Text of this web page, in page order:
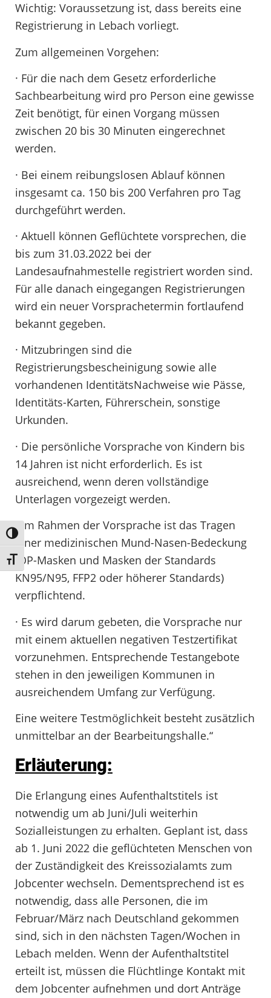
Umschalten auf hohe Kontraste
Schrift vergrößern
Wichtig: Voraussetzung ist, dass bereits eine
Registrierung in Lebach vorliegt.
Zum allgemeinen Vorgehen:
· Für die nach dem Gesetz erforderliche
Sachbearbeitung wird pro Person eine gewisse
Zeit benötigt, für einen Vorgang müssen
zwischen 20 bis 30 Minuten eingerechnet
werden.
· Bei einem reibungslosen Ablauf können
insgesamt ca. 150 bis 200 Verfahren pro Tag
durchgeführt werden.
· Aktuell können Geflüchtete vorsprechen, die
bis zum 31.03.2022 bei der
Landesaufnahmestelle registriert worden sind.
Für alle danach eingegangen Registrierungen
wird ein neuer Vorsprachetermin fortlaufend
bekannt gegeben.
· Mitzubringen sind die
Registrierungsbescheinigung sowie alle
vorhandenen IdentitätsNachweise wie Pässe,
Identitäts-Karten, Führerschein, sonstige
Urkunden.
· Die persönliche Vorsprache von Kindern bis
14 Jahren ist nicht erforderlich. Es ist
ausreichend, wenn deren vollständige
Unterlagen vorgezeigt werden.
· Im Rahmen der Vorsprache ist das Tragen
einer medizinischen Mund-Nasen-Bedeckung
(OP-Masken und Masken der Standards
KN95/N95, FFP2 oder höherer Standards)
verpflichtend.
· Es wird darum gebeten, die Vorsprache nur
mit einem aktuellen negativen Testzertifikat
vorzunehmen. Entsprechende Testangebote
stehen in den jeweiligen Kommunen in
ausreichendem Umfang zur Verfügung.
Eine weitere Testmöglichkeit besteht zusätzlich
unmittelbar an der Bearbeitungshalle.“
Erläuterung:
Die Erlangung eines Aufenthaltstitels ist
notwendig um ab Juni/Juli weiterhin
Sozialleistungen zu erhalten. Geplant ist, dass
ab 1. Juni 2022 die geflüchteten Menschen von
der Zuständigkeit des Kreissozialamts zum
Jobcenter wechseln. Dementsprechend ist es
notwendig, dass alle Personen, die im
Februar/März nach Deutschland gekommen
sind, sich in den nächsten Tagen/Wochen in
Lebach melden. Wenn der Aufenthaltstitel
erteilt ist, müssen die Flüchtlinge Kontakt mit
dem Jobcenter aufnehmen und dort Anträge